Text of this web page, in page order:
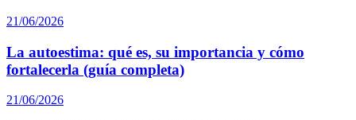
21/06/2026
La autoestima: qué es, su importancia y cómo
fortalecerla (guía completa)
21/06/2026